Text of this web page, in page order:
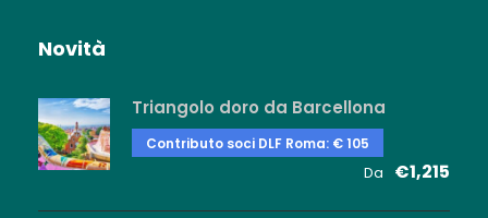
Novità
Triangolo doro da Barcellona
Contributo soci DLF Roma: € 105
Da €1,215